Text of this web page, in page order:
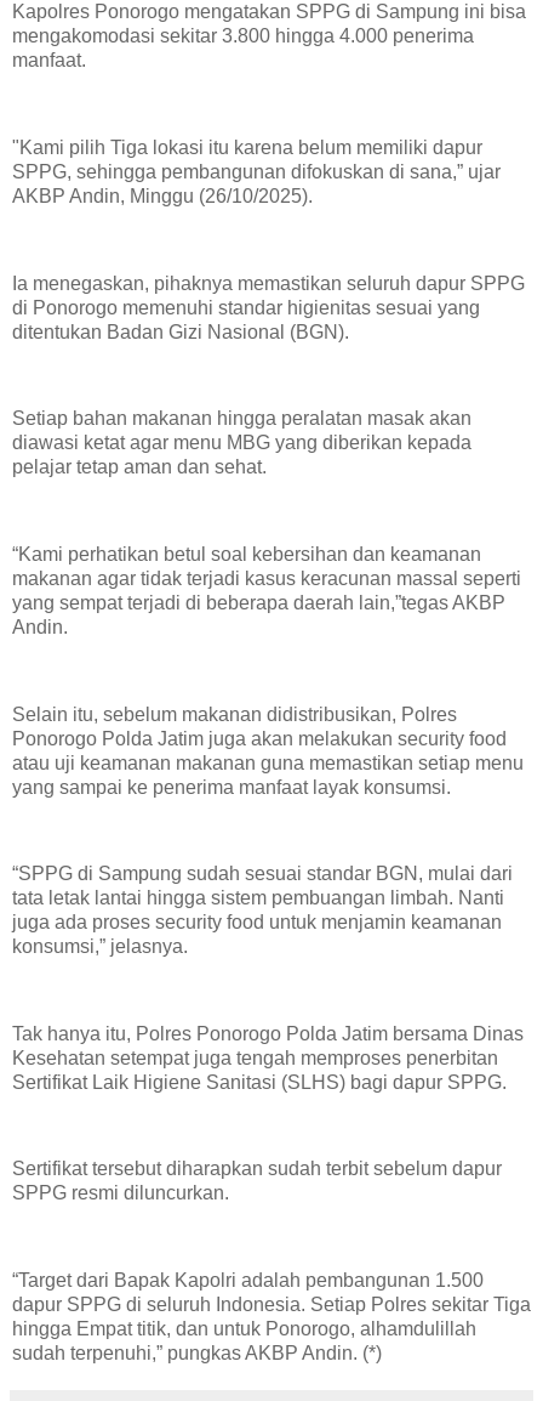
Kapolres Ponorogo mengatakan SPPG di Sampung ini bisa
mengakomodasi sekitar 3.800 hingga 4.000 penerima
manfaat.
"Kami pilih Tiga lokasi itu karena belum memiliki dapur
SPPG, sehingga pembangunan difokuskan di sana,” ujar
AKBP Andin, Minggu (26/10/2025).
Ia menegaskan, pihaknya memastikan seluruh dapur SPPG
di Ponorogo memenuhi standar higienitas sesuai yang
ditentukan Badan Gizi Nasional (BGN).
Setiap bahan makanan hingga peralatan masak akan
diawasi ketat agar menu MBG yang diberikan kepada
pelajar tetap aman dan sehat.
“Kami perhatikan betul soal kebersihan dan keamanan
makanan agar tidak terjadi kasus keracunan massal seperti
yang sempat terjadi di beberapa daerah lain,”tegas AKBP
Andin.
Selain itu, sebelum makanan didistribusikan, Polres
Ponorogo Polda Jatim juga akan melakukan security food
atau uji keamanan makanan guna memastikan setiap menu
yang sampai ke penerima manfaat layak konsumsi.
“SPPG di Sampung sudah sesuai standar BGN, mulai dari
tata letak lantai hingga sistem pembuangan limbah. Nanti
juga ada proses security food untuk menjamin keamanan
konsumsi,” jelasnya.
Tak hanya itu, Polres Ponorogo Polda Jatim bersama Dinas
Kesehatan setempat juga tengah memproses penerbitan
Sertifikat Laik Higiene Sanitasi (SLHS) bagi dapur SPPG.
Sertifikat tersebut diharapkan sudah terbit sebelum dapur
SPPG resmi diluncurkan.
“Target dari Bapak Kapolri adalah pembangunan 1.500
dapur SPPG di seluruh Indonesia. Setiap Polres sekitar Tiga
hingga Empat titik, dan untuk Ponorogo, alhamdulillah
sudah terpenuhi,” pungkas AKBP Andin. (*)